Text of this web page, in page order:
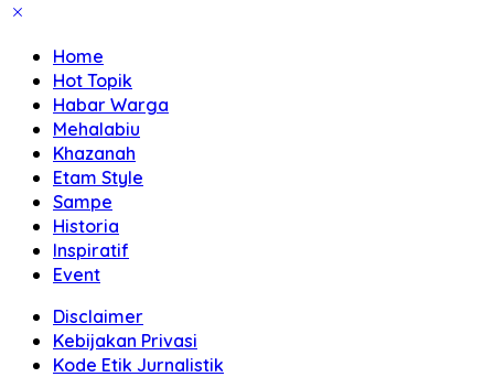
Home
Hot Topik
Habar Warga
Mehalabiu
Khazanah
Etam Style
Sampe
Historia
Inspiratif
Event
Disclaimer
Kebijakan Privasi
Kode Etik Jurnalistik